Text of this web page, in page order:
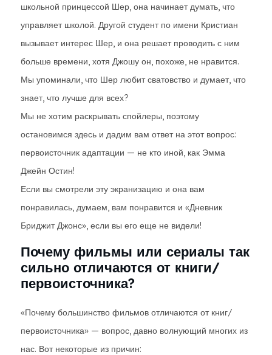
школьной принцессой Шер, она начинает думать, что
управляет школой. Другой студент по имени Кристиан
вызывает интерес Шер, и она решает проводить с ним
больше времени, хотя Джошу он, похоже, не нравится.
Мы упоминали, что Шер любит сватовство и думает, что
знает, что лучше для всех?
Мы не хотим раскрывать спойлеры, поэтому
остановимся здесь и дадим вам ответ на этот вопрос:
первоисточник адаптации — не кто иной, как Эмма
Джейн Остин!
Если вы смотрели эту экранизацию и она вам
понравилась, думаем, вам понравится и «Дневник
Бриджит Джонс», если вы его еще не видели!
Почему фильмы или сериалы так
сильно отличаются от книги/
первоисточника?
«Почему большинство фильмов отличаются от книг/
первоисточника» — вопрос, давно волнующий многих из
нас. Вот некоторые из причин: